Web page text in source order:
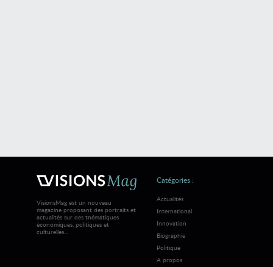
VisionsMag est un nouveau
magazine proposant des portraits et
actualités sur des thématiques
économiques, politiques et
culturelles...
Catégories :
Actualités
International
Innovation
Biographie
Politique
A propos